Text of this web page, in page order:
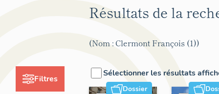
Filtres
Résultats de la
(Nom : Clermont François (1))
Sélectionner les résultats
Dossier